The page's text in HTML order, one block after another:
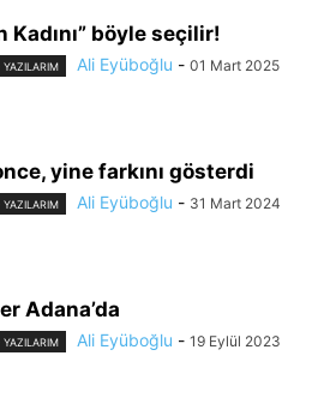
Kadını” böyle seçilir!
Ali Eyüboğlu - 01 Mart 2025
yine farkını gösterdi
Ali Eyüboğlu - 31 Mart 2024
Adana’da
Ali Eyüboğlu - 19 Eylül 2023